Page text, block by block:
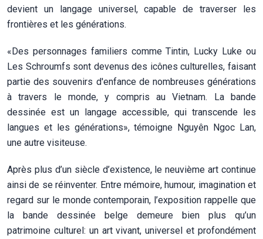
devient un langage universel, capable de traverser les
frontières et les générations.
«Des personnages familiers comme Tintin, Lucky Luke ou
Les Schroumfs sont devenus des icônes culturelles, faisant
partie des souvenirs d'enfance de nombreuses générations
à travers le monde, y compris au Vietnam. La bande
dessinée est un langage accessible, qui transcende les
langues et les générations», témoigne Nguyên Ngoc Lan,
une autre visiteuse.
Après plus d’un siècle d’existence, le neuvième art continue
ainsi de se réinventer. Entre mémoire, humour, imagination et
regard sur le monde contemporain, l’exposition rappelle que
la bande dessinée belge demeure bien plus qu’un
patrimoine culturel: un art vivant, universel et profondément